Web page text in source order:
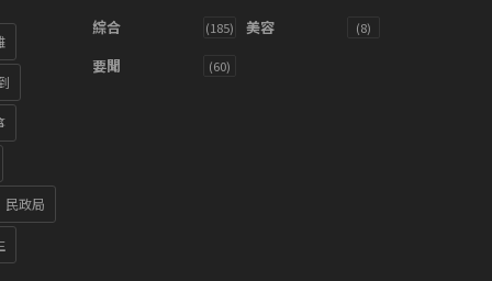
民政局
綜合 (185) 美容 (8)
要聞 (60)